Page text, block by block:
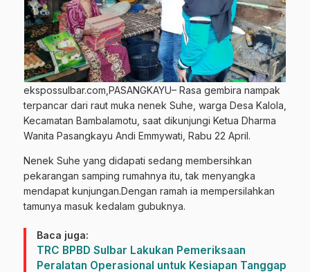
ekspossulbar.com,PASANGKAYU– Rasa gembira nampak
terpancar dari raut muka nenek Suhe, warga Desa Kalola,
Kecamatan Bambalamotu, saat dikunjungi Ketua Dharma
Wanita Pasangkayu Andi Emmywati, Rabu 22 April.
Nenek Suhe yang didapati sedang membersihkan
pekarangan samping rumahnya itu, tak menyangka
mendapat kunjungan.Dengan ramah ia mempersilahkan
tamunya masuk kedalam gubuknya.
Baca juga:
TRC BPBD Sulbar Lakukan Pemeriksaan
Peralatan Operasional untuk Kesiapan Tanggap